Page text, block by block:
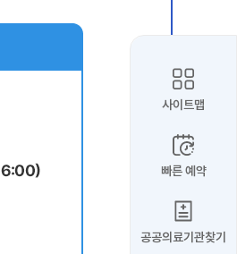
사이트맵
빠른 예약
공공의료기관찾기